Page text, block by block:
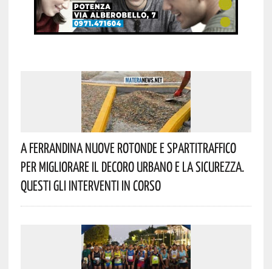
A Ferrandina Nuove Rotonde E Spartitraffico
Per Migliorare Il Decoro Urbano E La Sicurezza.
Questi Gli Interventi In Corso